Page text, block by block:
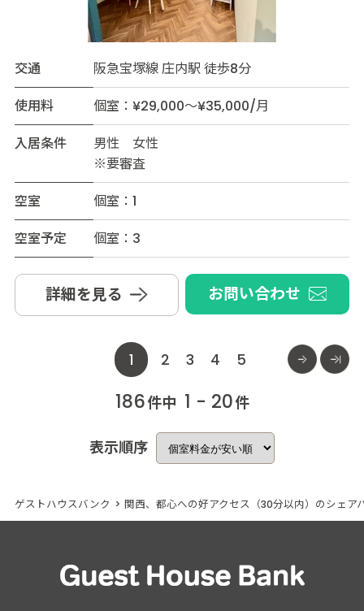
交通
阪急宝塚線 庄内駅 徒歩8分
使用料
個室：¥29,000～¥35,000/月
入居条件
男性 女性
※要審査
空室
個室：1
空室予定
個室：3
詳細を見る お問い合わせ
1 2 3 4 5
186件中 1 - 20件
表示順序
ゲストハウスバンク > 関西、都心への好アクセス（30分以内）のシェア